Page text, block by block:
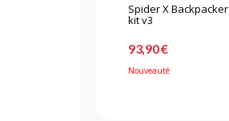
Spider X Backpacker
kit v3
93,90 €
Nouveauté